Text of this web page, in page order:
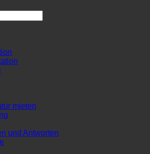
mieten
und Antworten